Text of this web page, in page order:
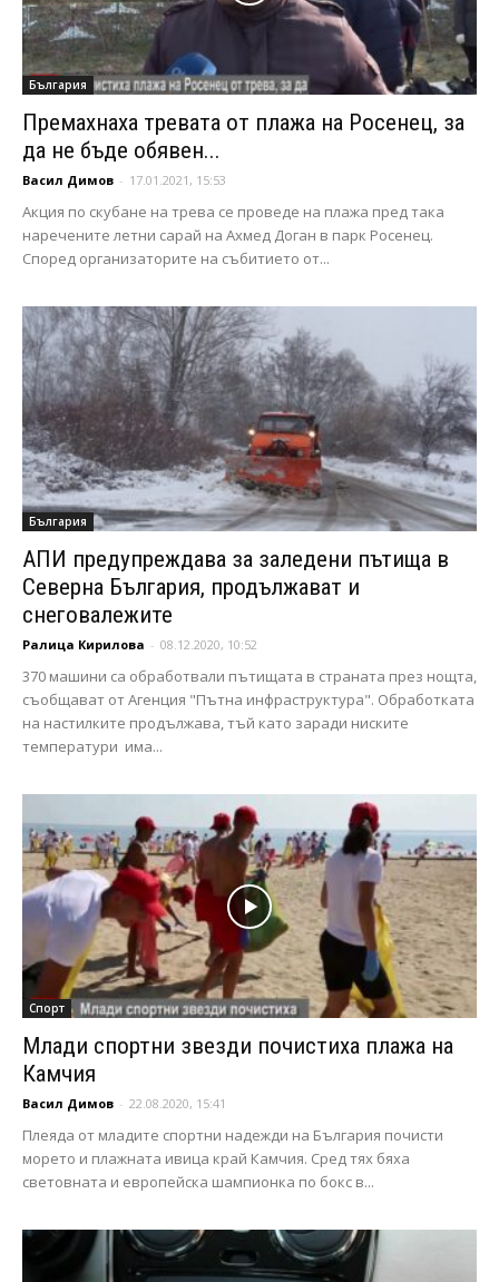
България
Премахнаха тревата от плажа на Росенец, за
да не бъде обявен...
Васил Димов - 17.01.2021, 15:53
Акция по скубане на трева се проведе на плажа пред така
наречените летни сарай на Ахмед Доган в парк Росенец.
Според организаторите на събитието от...
България
АПИ предупреждава за заледени пътища в
Северна България, продължават и
снеговалежите
Ралица Кирилова - 08.12.2020, 10:52
370 машини са обработвали пътищата в страната през нощта,
съобщават от Агенция "Пътна инфраструктура". Обработката
на настилките продължава, тъй като заради ниските
температури има...
Спорт
Млади спортни звезди почистиха плажа на
Камчия
Васил Димов - 22.08.2020, 15:41
Плеяда от младите спортни надежди на България почисти
морето и плажната ивица край Камчия. Сред тях бяха
световната и европейска шампионка по бокс в...